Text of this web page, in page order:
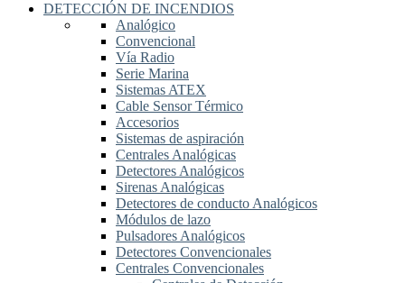
DETECCIÓN DE INCENDIOS
Analógico
Convencional
Vía Radio
Serie Marina
Sistemas ATEX
Cable Sensor Térmico
Accesorios
Sistemas de aspiración
Centrales Analógicas
Detectores Analógicos
Sirenas Analógicas
Detectores de conducto Analógicos
Módulos de lazo
Pulsadores Analógicos
Detectores Convencionales
Centrales Convencionales